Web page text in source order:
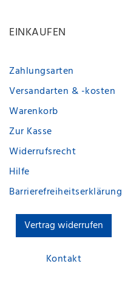
EINKAUFEN
Zahlungsarten
Versandarten & -kosten
Warenkorb
Zur Kasse
Widerrufsrecht
Hilfe
Barrierefreiheitserklärung
Vertrag widerrufen
Kontakt